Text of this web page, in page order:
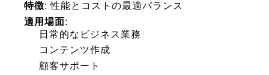
特徴: 性能とコストの最適バランス
適用場面:
日常的なビジネス業務
コンテンツ作成
顧客サポート